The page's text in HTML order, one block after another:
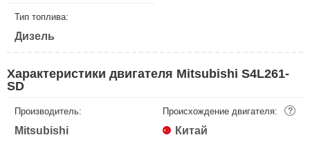
Тип топлива:
Дизель
Характеристики двигателя Mitsubishi S4L261-
SD
Производитель:
Mitsubishi
Происхождение двигателя: ?
Китай